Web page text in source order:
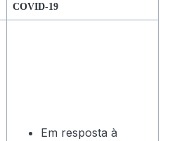
COVID-19
Em resposta à